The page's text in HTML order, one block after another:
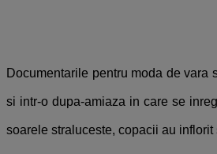
Documentarile pentru moda de
si intr-o dupa-amiaza in care se
soarele straluceste, copacii au